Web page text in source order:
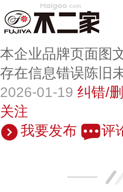
本企业品牌页面图
存在信息错误陈旧
2026-01-19 纠错/
关注
我要发布
评